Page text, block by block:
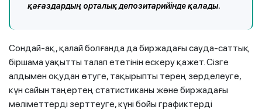
қағаздардың орталық депозитарийінде қалады.
Сондай-ақ, қалай болғанда да биржадағы сауда-саттық
біршама уақытты талап ететінін ескеру қажет. Сізге
алдымен оқудан өтуге, тақырыпты терең зерделеуге,
күн сайын таңертең статистиканы және биржадағы
мәліметтерді зерттеуге, күні бойы графиктерді